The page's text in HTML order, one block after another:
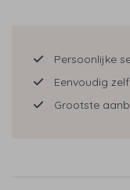
Persoonlijke
Eenvoudig
Grootste